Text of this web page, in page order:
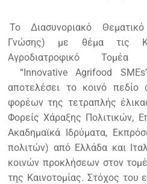
Το Διασυνοριακό
Γνώσης) με θέμα τις
Αγροδιατροφικό
“Innovative Agrifood
αποτελέσει το κοινό πεδίο
φορέων της τετραπλής
Φορείς Χάραξης Πολιτικών,
Ακαδημαϊκά Ιδρύματα,
πολιτών) από Ελλάδα και
κοινών προκλήσεων στον
της Καινοτομίας. Στόχος του